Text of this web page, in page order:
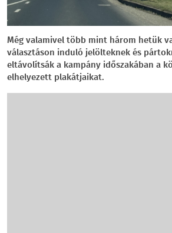
Még valamivel több mint három hetük
választáson induló jelölteknek és
eltávolítsák a kampány időszakában a
elhelyezett plakátjaikat.